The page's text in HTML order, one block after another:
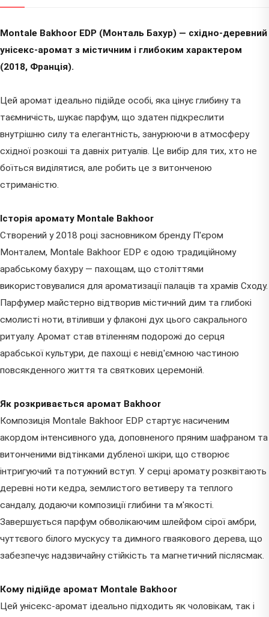
Montale Bakhoor EDP (Монталь Бахур) — східно-деревний
унісекс-аромат з містичним і глибоким характером
(2018, Франція).
Цей аромат ідеально підійде особі, яка цінує глибину та
таємничість, шукає парфум, що здатен підкреслити
внутрішню силу та елегантність, занурюючи в атмосферу
східної розкоші та давніх ритуалів. Це вибір для тих, хто не
боїться виділятися, але робить це з витонченою
стриманістю.
Історія аромату Montale Bakhoor
Створений у 2018 році засновником бренду П'єром
Монталем, Montale Bakhoor EDP є одою традиційному
арабському бахуру — пахощам, що століттями
використовувалися для ароматизації палаців та храмів Сходу.
Парфумер майстерно відтворив містичний дим та глибокі
смолисті ноти, втіливши у флаконі дух цього сакрального
ритуалу. Аромат став втіленням подорожі до серця
арабської культури, де пахощі є невід'ємною частиною
повсякденного життя та святкових церемоній.
Як розкривається аромат Bakhoor
Композиція Montale Bakhoor EDP стартує насиченим
акордом інтенсивного уда, доповненого пряним шафраном та
витонченими відтінками дубленої шкіри, що створює
інтригуючий та потужний вступ. У серці аромату розквітають
деревні ноти кедра, землистого ветиверу та теплого
сандалу, додаючи композиції глибини та м'якості.
Завершується парфум обволікаючим шлейфом сірої амбри,
чуттєвого білого мускусу та димного гваякового дерева, що
забезпечує надзвичайну стійкість та магнетичний післясмак.
Кому підійде аромат Montale Bakhoor
Цей унісекс-аромат ідеально підходить як чоловікам, так і